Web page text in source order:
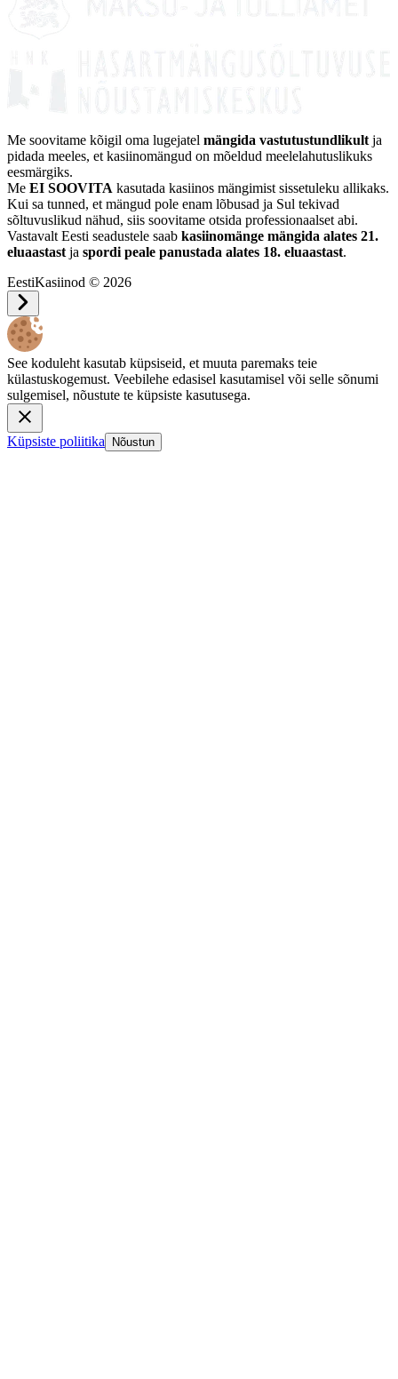
Me soovitame kõigil oma lugejatel mängida vastutustundlikult ja
pidada meeles, et kasiinomängud on mõeldud meelelahutuslikuks
eesmärgiks.
Me EI SOOVITA kasutada kasiinos mängimist sissetuleku allikaks.
Kui sa tunned, et mängud pole enam lõbusad ja Sul tekivad
sõltuvuslikud nähud, siis soovitame otsida professionaalset abi.
Vastavalt Eesti seadustele saab kasiinomänge mängida alates 21.
eluaastast ja spordi peale panustada alates 18. eluaastast.
EestiKasiinod © 2026
See koduleht kasutab küpsiseid, et muuta paremaks teie
külastuskogemust. Veebilehe edasisel kasutamisel või selle sõnumi
sulgemisel, nõustute te küpsiste kasutusega.
Küpsiste poliitika Nõustun